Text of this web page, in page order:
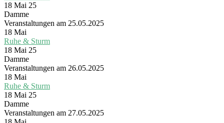
18 Mai 25
Damme
Veranstaltungen am 25.05.2025
18 Mai
Ruhe & Sturm
18 Mai 25
Damme
Veranstaltungen am 26.05.2025
18 Mai
Ruhe & Sturm
18 Mai 25
Damme
Veranstaltungen am 27.05.2025